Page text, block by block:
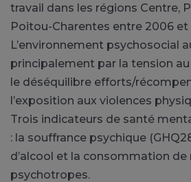
travail dans les régions Centre,
Poitou-Charentes entre 2006 et
L’environnement psychosocial
principalement par la tension
le déséquilibre efforts/
l’exposition aux violences
Trois indicateurs de santé
: la souffrance psychique
d’alcool et la consommation
psychotropes.